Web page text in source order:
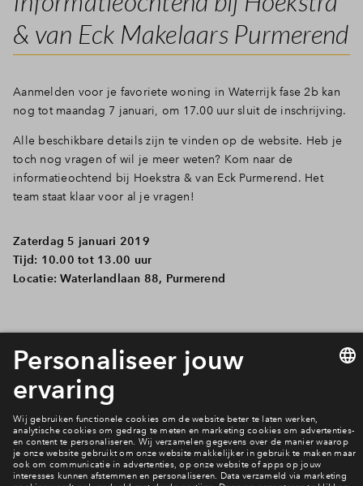
Inloggen
& van Eck Makelaars Purmerend
Aanmelden voor je favoriete woning in Waterrijk fase 2b kan
nog tot maandag 7 januari, om 17.00 uur sluit de inschrijving.
Alle beschikbare details zijn te vinden op de website. Heb je
toch nog vragen of wil je meer weten? Kom naar de
informatieochtend bij Hoekstra & van Eck Purmerend. Het
team staat klaar voor al je vragen!
Zaterdag 5 januari 2019
Tijd: 10.00 tot 13.00 uur
Locatie: Waterlandlaan 88, Purmerend
Interesse? Meld je dan snel aan
Hiermee blijf je op de hoogte van het belangrijkste nieuws en
eventuele projecten
Ja, ik wil mij aanmelden